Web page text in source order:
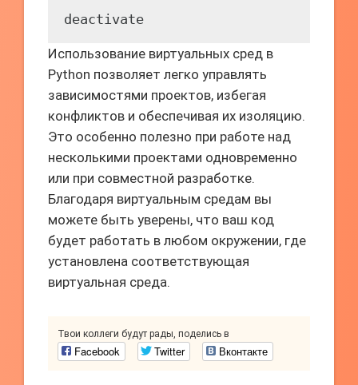
deactivate
Использование виртуальных сред в
Python позволяет легко управлять
зависимостями проектов, избегая
конфликтов и обеспечивая их изоляцию.
Это особенно полезно при работе над
несколькими проектами одновременно
или при совместной разработке.
Благодаря виртуальным средам вы
можете быть уверены, что ваш код
будет работать в любом окружении, где
установлена соответствующая
виртуальная среда.
Твои коллеги будут рады, поделись в
Facebook Twitter Вконтакте